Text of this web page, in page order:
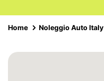
Home Noleggio Auto Italy